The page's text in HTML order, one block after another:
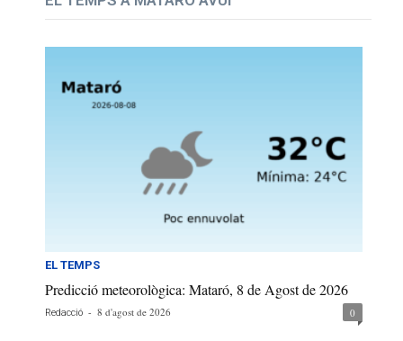
EL TEMPS
Predicció meteorològica: Mataró, 8 de Agost de 2026
Redacció - 8 d'agost de 2026 0